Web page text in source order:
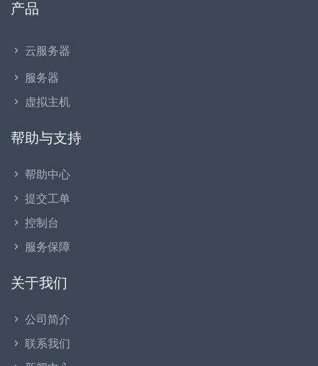
产品
云服务器
服务器
虚拟主机
帮助与支持
帮助中心
提交工单
控制台
服务保障
关于我们
公司简介
联系我们